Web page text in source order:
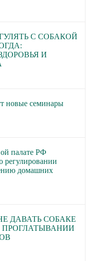
С СОБАКОЙ
И
новые семинары
палате РФ
регулировании
домашних
ДАВАТЬ СОБАКЕ
ПРОГЛАТЫВАНИИ